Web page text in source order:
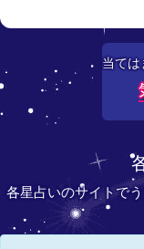
当ては
各星占いのサイトで